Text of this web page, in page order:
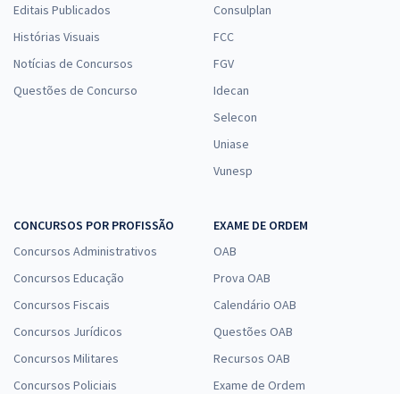
Editais Publicados
Histórias Visuais
Notícias de Concursos
Questões de Concurso
Consulplan
FCC
FGV
Idecan
Selecon
Uniase
Vunesp
CONCURSOS POR PROFISSÃO
Concursos Administrativos
Concursos Educação
Concursos Fiscais
Concursos Jurídicos
Concursos Militares
Concursos Policiais
EXAME DE ORDEM
OAB
Prova OAB
Calendário OAB
Questões OAB
Recursos OAB
Exame de Ordem